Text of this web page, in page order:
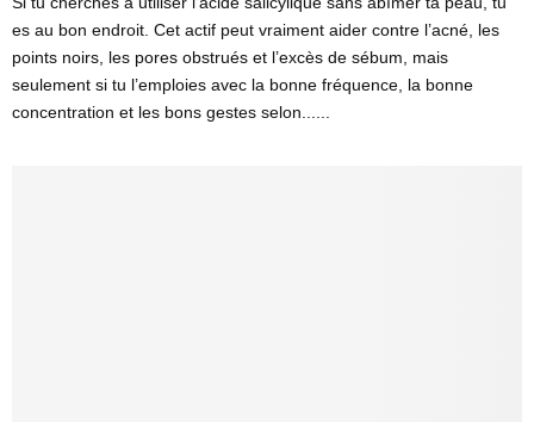
es au bon endroit. Cet actif peut vraiment aider contre l’acné, les
points noirs, les pores obstrués et l’excès de sébum, mais
seulement si tu l’emploies avec la bonne fréquence, la bonne
concentration et les bons gestes selon......